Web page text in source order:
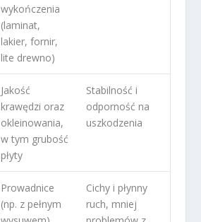
wykończenia
(laminat,
lakier, fornir,
lite drewno)
Jakość
krawędzi oraz
okleinowania,
w tym grubość
płyty
Stabilność i
odporność na
uszkodzenia
Prowadnice
(np. z pełnym
Cichy i płynny
ruch, mniej